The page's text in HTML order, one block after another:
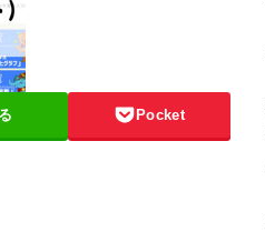
Pocket